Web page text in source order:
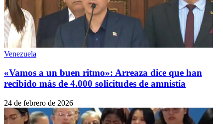
Venezuela
«Vamos a un buen ritmo»: Arreaza dice que han
recibido más de 4.000 solicitudes de amnistía
24 de febrero de 2026